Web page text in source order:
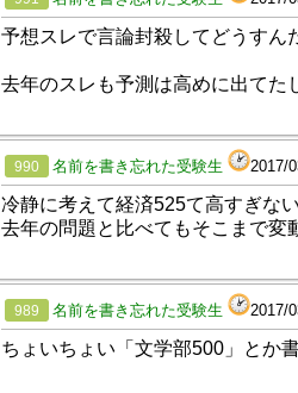
予想スレで言論封殺してどうすん
去年のスレも予測は高めに出てた
990 名前を書き忘れた受験生 2017/
冷静に考えて経済525て高すぎない
去年の問題と比べてもそこまで変
989 名前を書き忘れた受験生 2017/
ちょいちょい「文学部500」とか